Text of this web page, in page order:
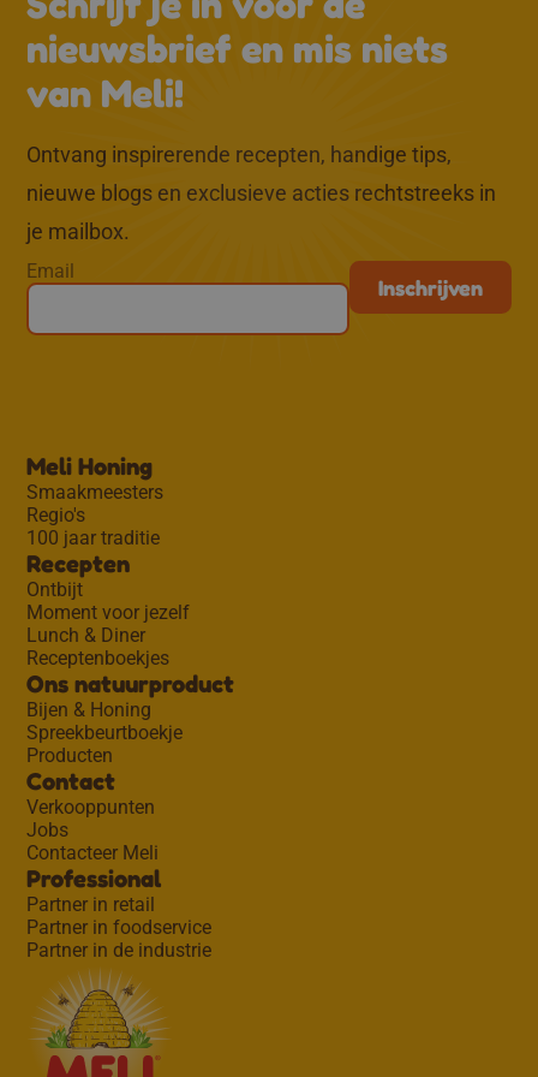
nieuwsbrief en mis niets
van Meli!
Ontvang inspirerende recepten, handige tips,
nieuwe blogs en exclusieve acties rechtstreeks in
je mailbox.
Email
Meli Honing
Smaakmeesters
Regio's
100 jaar traditie
Recepten
Ontbijt
Moment voor jezelf
Lunch & Diner
Receptenboekjes
Ons natuurproduct
Bijen & Honing
Spreekbeurtboekje
Producten
Contact
Verkooppunten
Jobs
Contacteer Meli
Professional
Partner in retail
Partner in foodservice
Partner in de industrie